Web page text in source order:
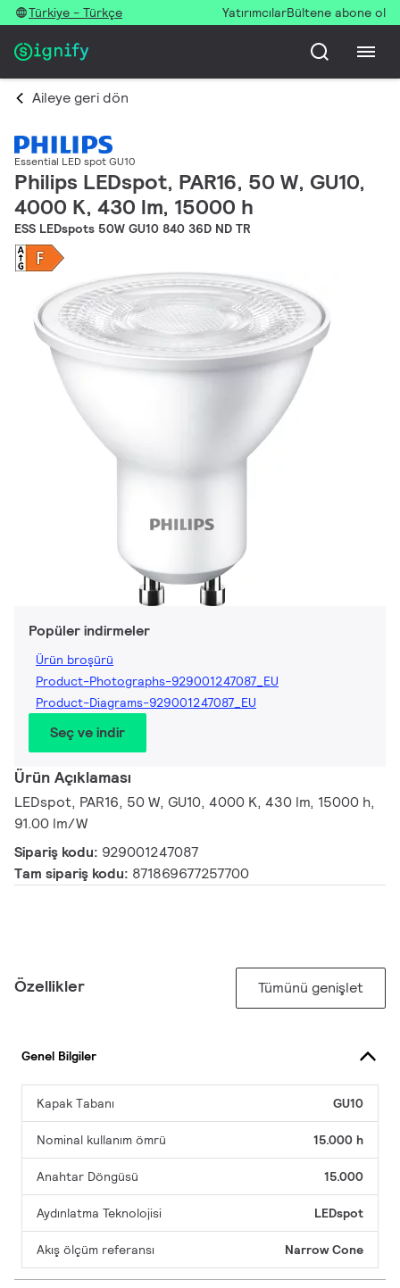
Türkiye - Türkçe YatırımcılarBültene abone ol
Aileye geri dön
Essential LED spot GU10
Philips LEDspot, PAR16, 50 W, GU10,
4000 K, 430 lm, 15000 h
ESS LEDspots 50W GU10 840 36D ND TR
Popüler indirmeler
Ürün broşürü
Product-Photographs-929001247087_EU
Product-Diagrams-929001247087_EU
Seç ve indir
Ürün Açıklaması
LEDspot, PAR16, 50 W, GU10, 4000 K, 430 lm, 15000 h,
91.00 lm/W
Sipariş kodu: 929001247087
Tam sipariş kodu: 871869677257700
Özellikler Tümünü genişlet
Genel Bilgiler
Kapak Tabanı GU10
Nominal kullanım ömrü 15.000 h
Anahtar Döngüsü 15.000
Aydınlatma Teknolojisi LEDspot
Akış ölçüm referansı Narrow Cone